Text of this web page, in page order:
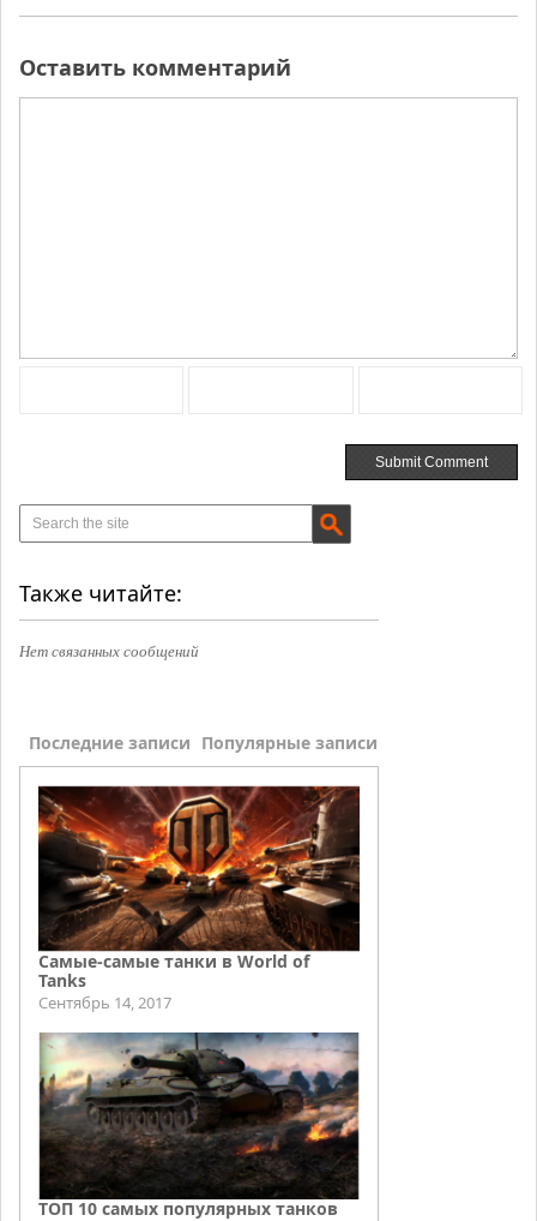
Оставить комментарий
Также читайте:
Нет связанных сообщений
Последние записи Популярные записи
Самые-самые танки в World of
Tanks
Сентябрь 14, 2017
ТОП 10 самых популярных танков